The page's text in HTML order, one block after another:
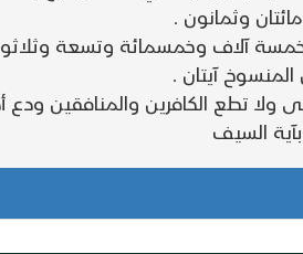
وثمانون .
آلاف وخمسمائة وتسعة
آيتان .
ولا تطع الكافرين والمنافقين ودع
السيف